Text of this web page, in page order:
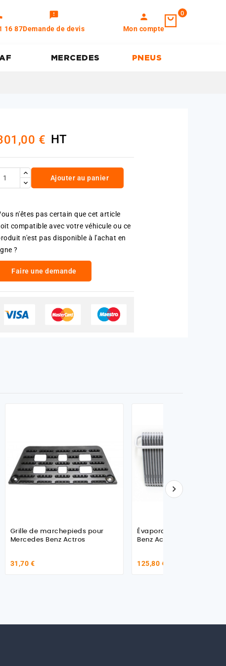
16 87
feedback
Demande de devis
person
Mon compte
0
MERCEDES PNEUS
€ HT
Ajouter au panier
n'êtes pas certain que cet article
compatible avec votre véhicule ou ce
n'est pas disponible à l'achat en
?
Faire une demande
Grille de marchepieds pour
Mercedes Benz Actros
31,70 €
Évaporateur pour
Benz Actros 0018308358
125,80 €
